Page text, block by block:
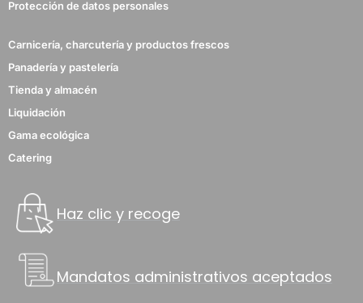
Protección de datos personales
Carnicería, charcutería y productos frescos
Panadería y pastelería
Tienda y almacén
Liquidación
Gama ecológica
Catering
Haz clic y recoge
Mandatos administrativos aceptados